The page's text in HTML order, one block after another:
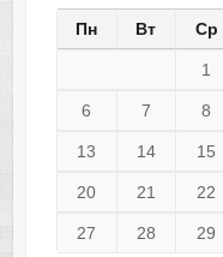
Пн Вт Ср
1
6 7 8
13 14 15
20 21 22
27 28 29